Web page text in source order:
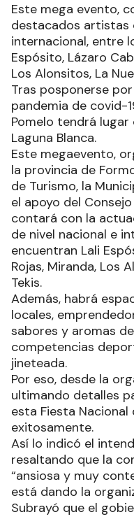
Este mega evento,
destacados artistas
internacional, entre
Espósito, Lázaro
Los Alonsitos, La
Tras posponerse
pandemia de covid-
Pomelo tendrá lugar
Laguna Blanca.
Este megaevento,
la provincia de
de Turismo, la
el apoyo del
contará con la
de nivel nacional e
encuentran Lali
Rojas, Miranda, Los
Tekis.
Además, habrá
locales,
sabores y aromas
competencias
jineteada.
Por eso, desde la
ultimando detalles
esta Fiesta Nacional
exitosamente.
Así lo indicó el
resaltando que la
“ansiosa y muy
está dando la
Subrayó que el